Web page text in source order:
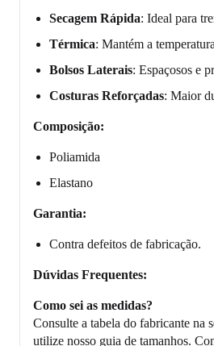
Secagem Rápida: Ideal para
Térmica: Mantém a
Bolsos Laterais: Espaçosos e
Costuras Reforçadas: Maior
Composição:
Poliamida
Elastano
Garantia:
Contra defeitos de fabricação.
Dúvidas Frequentes:
Como sei as medidas?
Consulte a tabela do fabricante na
utilize nosso guia de tamanhos.